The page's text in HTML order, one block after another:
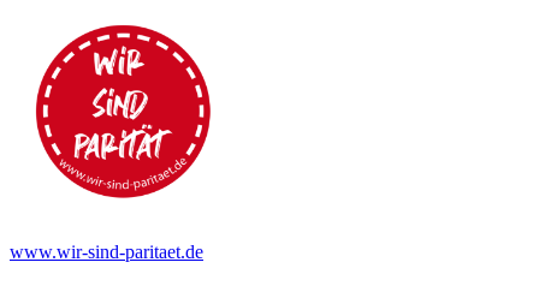
www.wir-sind-paritaet.de